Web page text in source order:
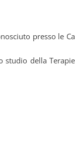
presso le
studio della